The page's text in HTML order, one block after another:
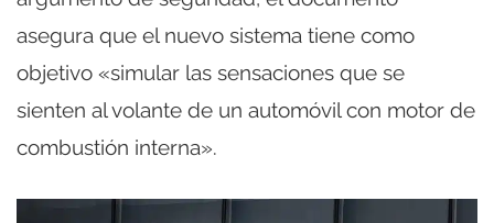
asegura que el nuevo sistema tiene como
objetivo «simular las sensaciones que se
sienten al volante de un automóvil con motor de
combustión interna».